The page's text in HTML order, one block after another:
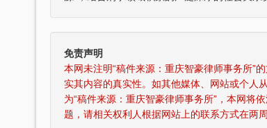
免责声明
本网未注明“稿件来源：重庆智豪律师事务所”
实其内容的真实性。如其他媒体、网站或个人
为“稿件来源：重庆智豪律师事务所”，本网将
题，请相关权利人根据网站上的联系方式在两